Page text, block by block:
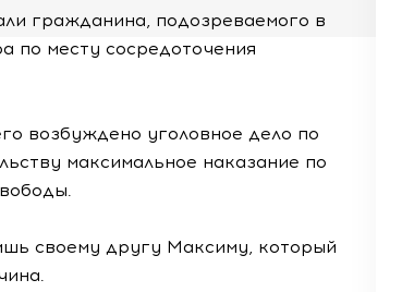
гражданина, подозреваемого в
по месту сосредоточения
возбуждено уголовное дело по
максимальное наказание по
своему другу Максиму, который